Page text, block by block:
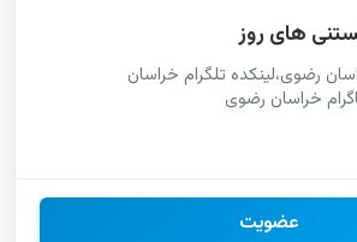
های روز
رضوی،لینکده تلگرام خراسان
خراسان رضوی
عضویت